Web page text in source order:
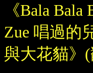
《Bala Bala
Zue 唱過的
與大花貓》